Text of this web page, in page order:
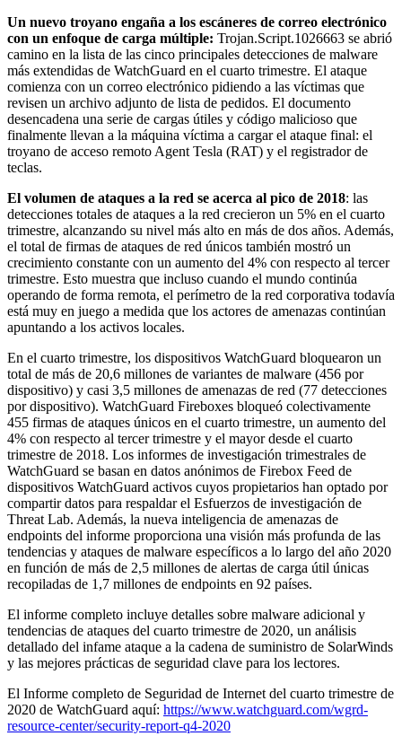
Un nuevo troyano engaña a los escáneres de correo electrónico
con un enfoque de carga múltiple: Trojan.Script.1026663 se abrió
camino en la lista de las cinco principales detecciones de malware
más extendidas de WatchGuard en el cuarto trimestre. El ataque
comienza con un correo electrónico pidiendo a las víctimas que
revisen un archivo adjunto de lista de pedidos. El documento
desencadena una serie de cargas útiles y código malicioso que
finalmente llevan a la máquina víctima a cargar el ataque final: el
troyano de acceso remoto Agent Tesla (RAT) y el registrador de
teclas.
El volumen de ataques a la red se acerca al pico de 2018: las
detecciones totales de ataques a la red crecieron un 5% en el cuarto
trimestre, alcanzando su nivel más alto en más de dos años. Además,
el total de firmas de ataques de red únicos también mostró un
crecimiento constante con un aumento del 4% con respecto al tercer
trimestre. Esto muestra que incluso cuando el mundo continúa
operando de forma remota, el perímetro de la red corporativa todavía
está muy en juego a medida que los actores de amenazas continúan
apuntando a los activos locales.
En el cuarto trimestre, los dispositivos WatchGuard bloquearon un
total de más de 20,6 millones de variantes de malware (456 por
dispositivo) y casi 3,5 millones de amenazas de red (77 detecciones
por dispositivo). WatchGuard Fireboxes bloqueó colectivamente
455 firmas de ataques únicos en el cuarto trimestre, un aumento del
4% con respecto al tercer trimestre y el mayor desde el cuarto
trimestre de 2018. Los informes de investigación trimestrales de
WatchGuard se basan en datos anónimos de Firebox Feed de
dispositivos WatchGuard activos cuyos propietarios han optado por
compartir datos para respaldar el Esfuerzos de investigación de
Threat Lab. Además, la nueva inteligencia de amenazas de
endpoints del informe proporciona una visión más profunda de las
tendencias y ataques de malware específicos a lo largo del año 2020
en función de más de 2,5 millones de alertas de carga útil únicas
recopiladas de 1,7 millones de endpoints en 92 países.
El informe completo incluye detalles sobre malware adicional y
tendencias de ataques del cuarto trimestre de 2020, un análisis
detallado del infame ataque a la cadena de suministro de SolarWinds
y las mejores prácticas de seguridad clave para los lectores.
El Informe completo de Seguridad de Internet del cuarto trimestre de
2020 de WatchGuard aquí: https://www.watchguard.com/wgrd-
resource-center/security-report-q4-2020